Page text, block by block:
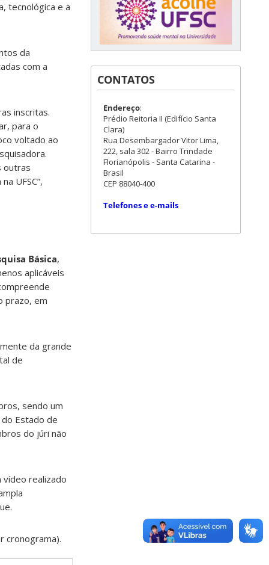
tecnológica e a
da
com a
inscritas.
para o
voltado ao
outras
UFSC”,
Básica,
aplicáveis
prazo, em
da grande
de
sendo um
Estado de
do júri não
vídeo realizado
cronograma).
CONTATOS
Endereço:
Prédio Reitoria II (Edifício Santa
Clara)
Rua Desembargador Vitor Lima,
222, sala 302 - Bairro Trindade
Florianópolis - Santa Catarina -
Brasil
CEP 88040-400
Telefones e e-mails